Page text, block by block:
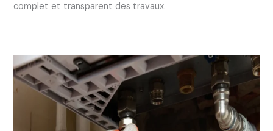
complet et transparent des travaux.